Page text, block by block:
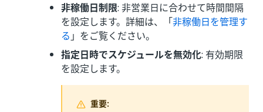
非稼働日制限: 非営業日に合わせて時間間隔
を設定します。詳細は、「非稼働日を管理す
る 」をご覧ください。
指定日時でスケジュールを無効化: 有効期限
を設定します。
重要: